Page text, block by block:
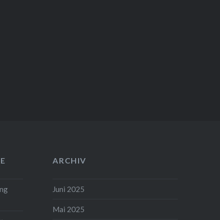
ARCHIV
Juni 2025
Mai 2025